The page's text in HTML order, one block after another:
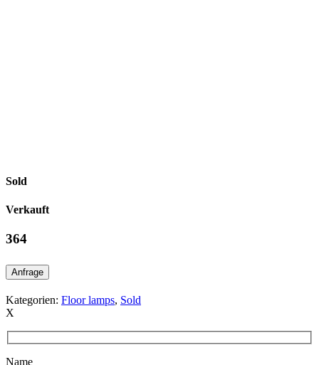
Sold
Verkauft
364
Anfrage
Kategorien: Floor lamps, Sold
X
Name